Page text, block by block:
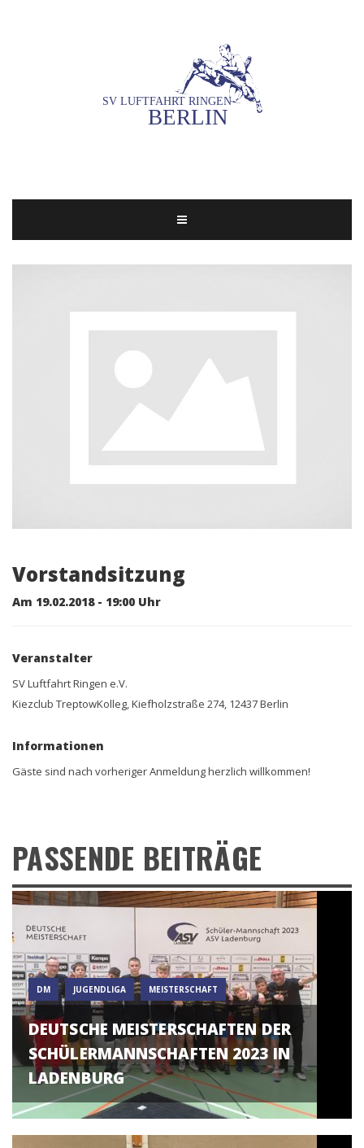
Vorstandsitzung
Am 19.02.2018 - 19:00 Uhr
Veranstalter
SV Luftfahrt Ringen e.V.
Kiezclub TreptowKolleg, Kiefholzstraße 274, 12437 Berlin
Informationen
Gäste sind nach vorheriger Anmeldung herzlich willkommen!
PASSENDE BEITRÄGE
DM JUGENDLIGA MEISTERSCHAFT
DEUTSCHE MEISTERSCHAFTEN DER
SCHÜLERMANNSCHAFTEN 2023 IN
LADENBURG